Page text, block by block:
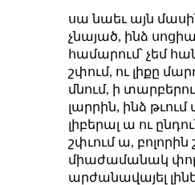
սա նաեւ այն
չնայած, ինձ
համարում՝ չեմ
շփում, ու լիքը
մնում, ի
լարրին, ինձ
լիբերալ ա ու
շփւում ա,
միաժամանակ
արժանավայել